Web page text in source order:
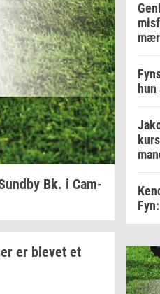
Bk. i Cam­
er ble­vet et